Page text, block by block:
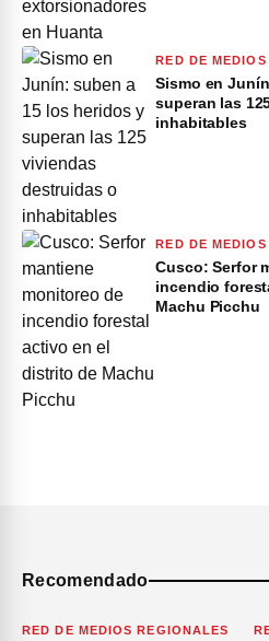
RED DE
Sismo en
superan las
inhabitables
RED DE
Cusco: Serfor
incendio
Machu Picchu
Recomendado
RED DE MEDIOS REGIONALES